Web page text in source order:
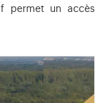
permet un accès